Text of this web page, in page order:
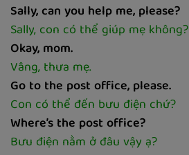
Sally, can you help me, please?
Sally, con có thể giúp mẹ không?
Okay, mom.
Vâng, thưa mẹ.
Go to the post office, please.
Con có thể đến bưu điện chứ?
Where’s the post office?
Bưu điện nằm ở đâu vậy ạ?